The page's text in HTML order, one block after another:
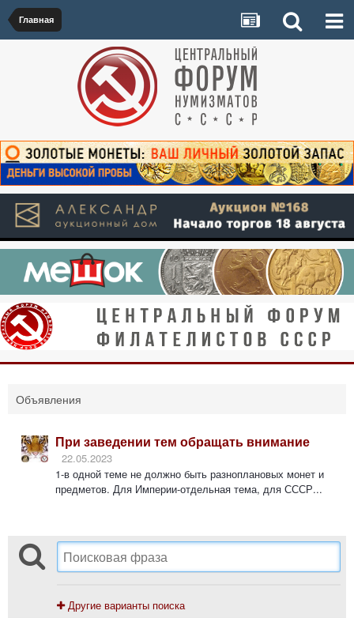
Главная
Объявления
При заведении тем обращать внимание
22.05.2023
1-в одной теме не должно быть разноплановых монет и
предметов. Для Империи-отдельная тема, для СССР...
Другие варианты поиска